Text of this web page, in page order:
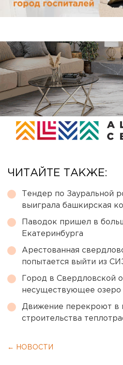
ЧИТАЙТЕ ТАКЖЕ:
Тендер по Зауральной
выиграла башкирская
Паводок пришел в
Екатеринбурга
Арестованная
попытается выйти из
Город в Свердловской
несуществующее озеро
Движение перекроют в
строительства
← НОВОСТИ